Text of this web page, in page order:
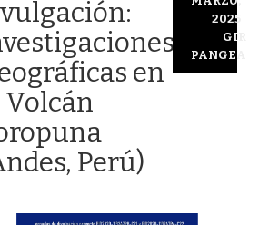
en
Volcán
Perú)
2025
GIR
PANGEA